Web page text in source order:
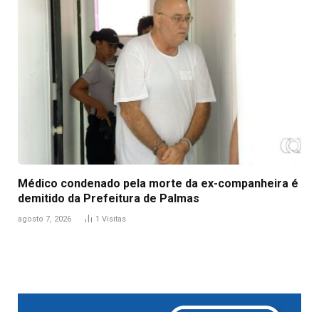
Médico condenado pela morte da ex-companheira é
demitido da Prefeitura de Palmas
agosto 7, 2026 1 Visitas